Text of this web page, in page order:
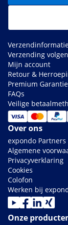
Verzending volgen
Mijn account
Retour &
Premium Garantie
FAQs
Veilige
Over ons
expondo Partners
Algemene
Privacyverklaring
Cookies
Colofon
Werken bij
Onze